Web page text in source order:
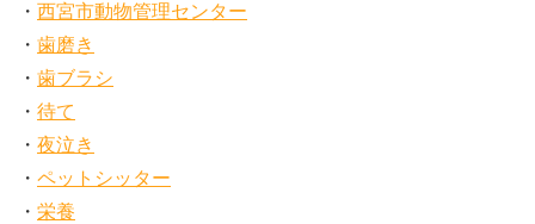
西宮市動物管理センター
歯磨き
歯ブラシ
待て
夜泣き
ペットシッター
栄養